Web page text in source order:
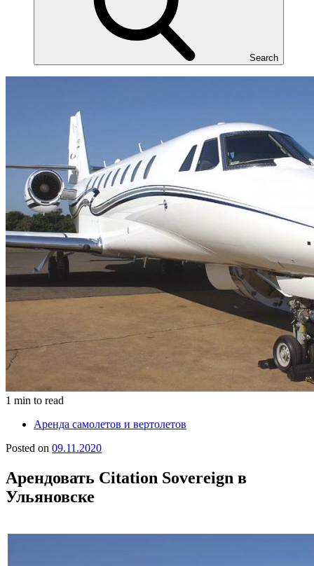
Search
1 min to read
Аренда самолетов и вертолетов
Posted on 09.11.2020
Арендовать Citation Sovereign в
Ульяновске